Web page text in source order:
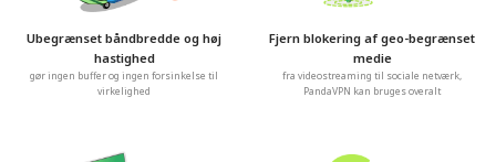
Ubegrænset båndbredde og høj
hastighed
gør ingen buffer og ingen forsinkelse til
virkelighed
Fjern blokering af geo-begrænset
medie
fra videostreaming til sociale netværk,
PandaVPN kan bruges overalt